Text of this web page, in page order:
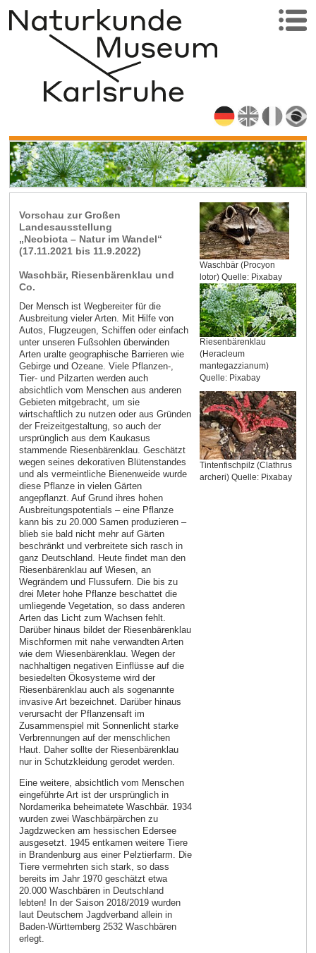
Waschbär (Procyon
lotor) Quelle: Pixabay
Riesenbärenklau
(Heracleum
mantegazzianum)
Quelle: Pixabay
Tintenfischpilz (Clathrus
archeri) Quelle: Pixabay
Vorschau zur Großen
Landesausstellung
„Neobiota– Natur im Wandel“
(17.11.2021 bis 11.9.2022)
Waschbär, Riesenbärenklau und
Co.
Der Mensch ist Wegbereiter für die
Ausbreitung vieler Arten. Mit Hilfe von
Autos, Flugzeugen, Schiffen oder einfach
unter unseren Fußsohlen überwinden
Arten uralte geographische Barrieren wie
Gebirge und Ozeane. Viele Pflanzen-,
Tier- und Pilzarten werden auch
absichtlich vom Menschen aus anderen
Gebieten mitgebracht, um sie
wirtschaftlich zu nutzen oder aus Gründen
der Freizeitgestaltung, so auch der
ursprünglich aus dem Kaukasus
stammende Riesenbärenklau. Geschätzt
wegen seines dekorativen Blütenstandes
und als vermeintliche Bienenweide wurde
diese Pflanze in vielen Gärten
angepflanzt. Auf Grund ihres hohen
Ausbreitungspotentials – eine Pflanze
kann bis zu 20.000 Samen produzieren –
blieb sie bald nicht mehr auf Gärten
beschränkt und verbreitete sich rasch in
ganz Deutschland. Heute findet man den
Riesenbärenklau auf Wiesen, an
Wegrändern und Flussufern. Die bis zu
drei Meter hohe Pflanze beschattet die
umliegende Vegetation, so dass anderen
Arten das Licht zum Wachsen fehlt.
Darüber hinaus bildet der Riesenbärenklau
Mischformen mit nahe verwandten Arten
wie dem Wiesenbärenklau. Wegen der
nachhaltigen negativen Einflüsse auf die
besiedelten Ökosysteme wird der
Riesenbärenklau auch als sogenannte
invasive Art bezeichnet. Darüber hinaus
verursacht der Pflanzensaft im
Zusammenspiel mit Sonnenlicht starke
Verbrennungen auf der menschlichen
Haut. Daher sollte der Riesenbärenklau
nur in Schutzkleidung gerodet werden.
Eine weitere, absichtlich vom Menschen
eingeführte Art ist der ursprünglich in
Nordamerika beheimatete Waschbär. 1934
wurden zwei Waschbärpärchen zu
Jagdzwecken am hessischen Edersee
ausgesetzt. 1945 entkamen weitere Tiere
in Brandenburg aus einer Pelztierfarm. Die
Tiere vermehrten sich stark, so dass
bereits im Jahr 1970 geschätzt etwa
20.000 Waschbären in Deutschland
lebten! In der Saison 2018/2019 wurden
laut Deutschem Jagdverband allein in
Baden-Württemberg 2532 Waschbären
erlegt.